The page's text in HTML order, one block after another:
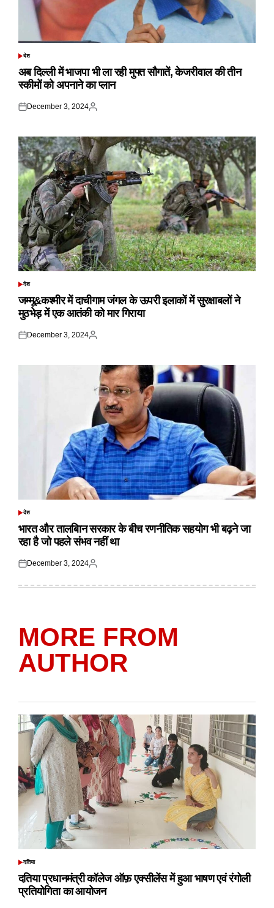
POSTED
देश
अब दिल्ली में भाजपा भी ला रही मुफ्त सौगातें, केजरीवाल की तीन
स्कीमों को अपनाने का प्लान
Posted
December 3, 2024
Posted
POSTED
देश
जम्मू&कश्मीर में दाचीगाम जंगल के ऊपरी इलाकों में सुरक्षाबलों ने
मुठभेड़ में एक आतंकी को मार गिराया
Posted
December 3, 2024
Posted
POSTED
देश
भारत और तालबिान सरकार के बीच रणनीतिक सहयोग भी बढ़ने जा
रहा है जो पहले संभव नहीं था
Posted
December 3, 2024
Posted
MORE FROM
AUTHOR
POSTED
दतिया
दतिया प्रधानमंत्री कॉलेज ऑफ़ एक्सीलेंस में हुआ भाषण एवं रंगोली
प्रतियोगिता का आयोजन